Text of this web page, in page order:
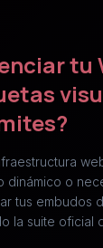
tu
dinámico o
tus embudos
la suite oficial